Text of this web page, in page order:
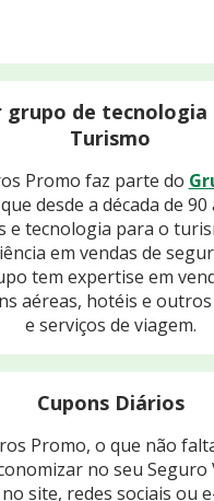
grupo de tecnologia
Turismo
Promo faz parte do
desde a década de
e tecnologia para o
em vendas de
tem expertise em
aéreas, hotéis e
e serviços de viagem.
Cupons Diários
Promo, o que não
no seu Seguro
no site, redes sociais ou